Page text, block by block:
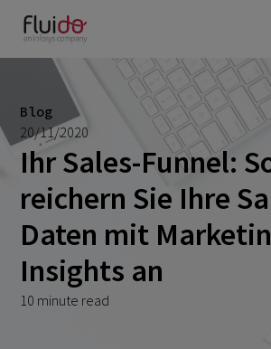
Blog
20/11/2020
Ihr Sales-Funnel:
reichern Sie Ihre
Daten mit
Insights an
10 minute read